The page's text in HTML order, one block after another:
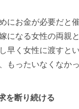
にお金が必要だと
になる女性の両親
早く女性に渡すと
もったいなくなか
を断り続ける